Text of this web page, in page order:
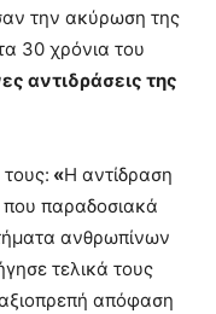
την ακύρωση της
30 χρόνια του
αντιδράσεις της
«Η αντίδραση
που παραδοσιακά
ανθρωπίνων
τελικά τους
απόφαση